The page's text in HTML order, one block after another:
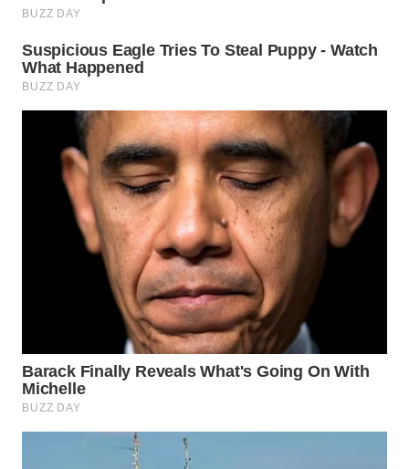
BEKASI
WN
BOGOR
WN
DEPOK
TAPANULI
WN
PADANG